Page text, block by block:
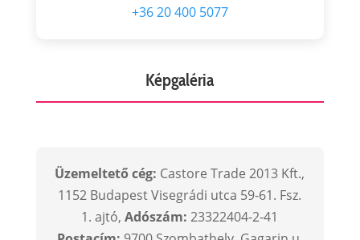
+36 20 400 5077
Képgaléria
Üzemeltető cég: Castore Trade 2013 Kft.,
1152 Budapest Visegrádi utca 59-61. Fsz.
1. ajtó,Adószám: 23322404-2-41